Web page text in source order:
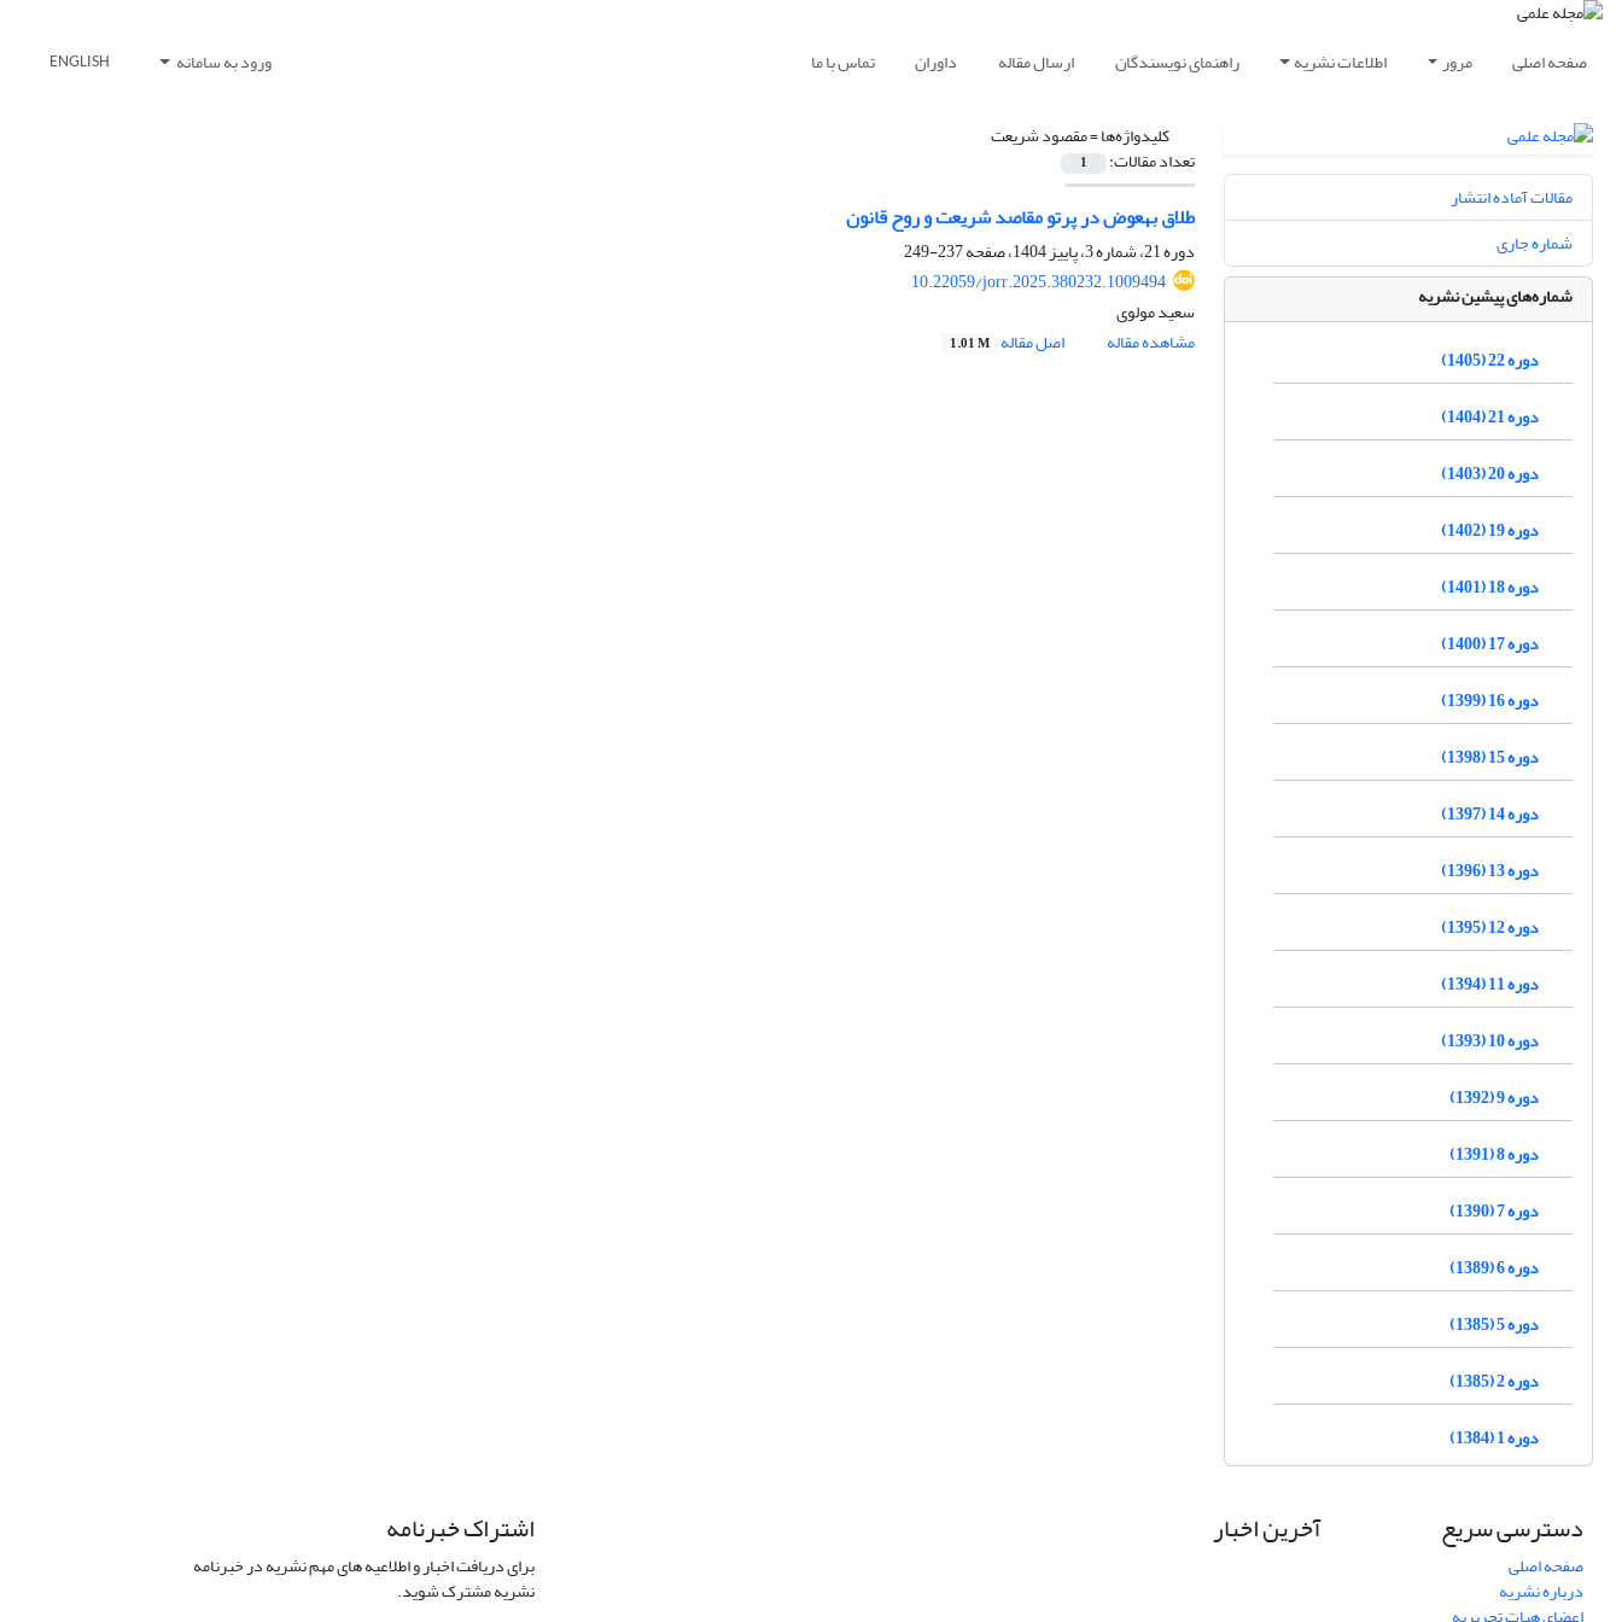
صفحه اصلی مرور اطلاعات نشریه راهنمای نویسندگان ارسال مقاله داوران تماس با ما ورود به سامانه ENGLISH
کلیدواژه‌ها =مقصود شریعت
تعداد مقالات: 1
طلاق به‏عوض در پرتو مقاصد شریعت و روح قانون
دوره 21، شماره 3، پاییز 1404، صفحه
237-249
10.22059/jorr.2025.380232.1009494
سعید مولوی
مشاهده مقاله
اصل مقاله 1.01 M
مقالات آماده انتشار
شماره جاری
شماره‌های پیشین نشریه
دوره 22 (1405)
دوره 21 (1404)
دوره 20 (1403)
دوره 19 (1402)
دوره 18 (1401)
دوره 17 (1400)
دوره 16 (1399)
دوره 15 (1398)
دوره 14 (1397)
دوره 13 (1396)
دوره 12 (1395)
دوره 11 (1394)
دوره 10 (1393)
دوره 9 (1392)
دوره 8 (1391)
دوره 7 (1390)
دوره 6 (1389)
دوره 5 (1385)
دوره 2 (1385)
دوره 1 (1384)
دسترسی سریع
صفحه اصلی
درباره نشریه
آخرین اخبار اشتراک خبرنامه
برای دریافت اخبار و اطلاعیه های مهم نشریه در خبرنامه
نشریه مشترک شوید.